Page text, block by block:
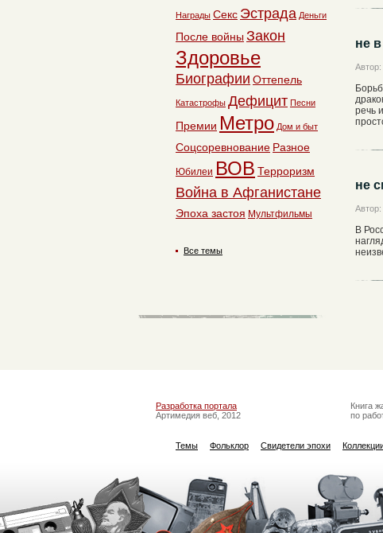
не
Автор:
речь
не
Автор:
В
Награды Секс Эстрада Деньги
После войны Закон
Здоровье
Биографии Оттепель
Катастрофы Дефицит Песни
Премии Метро Дом и быт
Соцсоревнование Разное
Юбилеи ВОВ Терроризм
Война в Афганистане
Эпоха застоя Мультфильмы
Все темы
Разработка портала
Артимедия веб, 2012
Книга
по
Темы Фольклор Свидетели эпохи